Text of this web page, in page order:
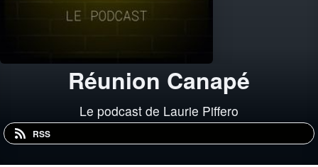
Réunion Canapé
Le podcast de Laurie Piffero
RSS